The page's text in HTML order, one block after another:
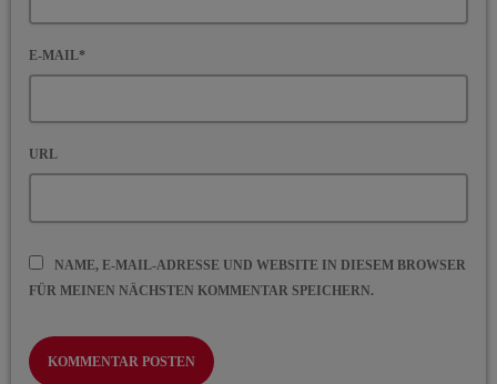
E-MAIL*
URL
NAME, E-MAIL-ADRESSE UND WEBSITE IN DIESEM BROWSER
FÜR MEINEN NÄCHSTEN KOMMENTAR SPEICHERN.